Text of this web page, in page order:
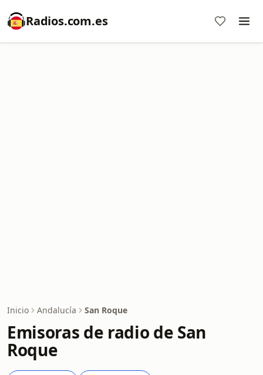
Radios.com.es
Inicio Andalucía San Roque
Emisoras de radio de San
Roque